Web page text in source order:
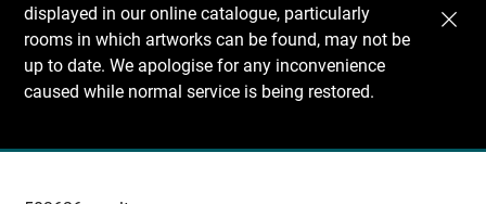
displayed in our online catalogue, particularly
rooms in which artworks can be found, may not be
up to date. We apologise for any inconvenience
caused while normal service is being restored.
Recherche